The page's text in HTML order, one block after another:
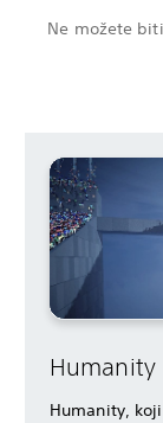
Ne možete
Humanity
Humanity,